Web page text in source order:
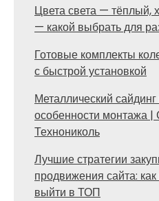
Цвета света — тёплый,
— какой выбрать для
Готовые комплекты
с быстрой установкой
Металлический
особенности монтажа |
Технониколь
Лучшие стратегии
продвижения сайта:
выйти в ТОП